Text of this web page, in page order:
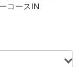
コースIN